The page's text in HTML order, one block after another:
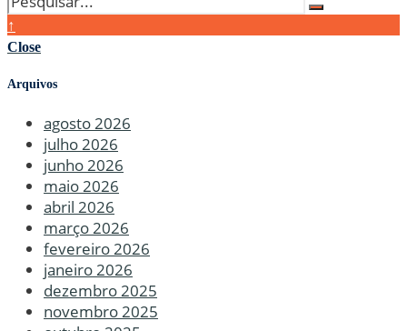
↑
Close
Arquivos
agosto 2026
julho 2026
junho 2026
maio 2026
abril 2026
março 2026
fevereiro 2026
janeiro 2026
dezembro 2025
novembro 2025